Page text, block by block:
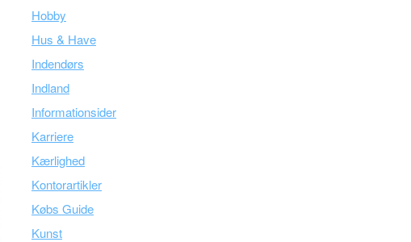
Hobby
Hus & Have
Indendørs
Indland
Informationsider
Karriere
Kærlighed
Kontorartikler
Købs Guide
Kunst